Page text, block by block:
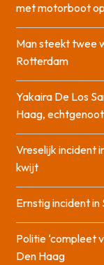
met motorboot
Man steekt twee
Rotterdam
Yakaira De Los
Haag,
Vreselijk incident
kwijt
Ernstig incident
Politie ‘compleet
Den Haag